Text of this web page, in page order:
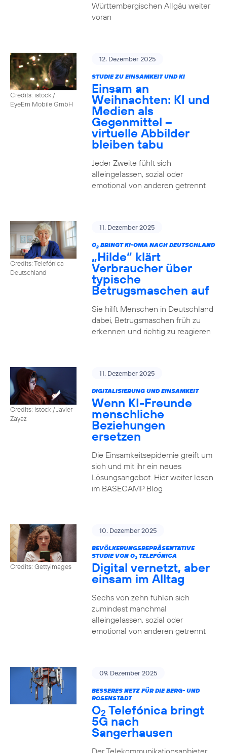
Württembergischen Allgäu weiter
voran
Credits: istock /
EyeEm Mobile GmbH
12. Dezember 2025
STUDIE ZU EINSAMKEIT UND KI
Einsam an
Weihnachten: KI und
Medien als
Gegenmittel –
virtuelle Abbilder
bleiben tabu
Jeder Zweite fühlt sich
alleingelassen, sozial oder
emotional von anderen getrennt
Credits: Telefónica
Deutschland
11. Dezember 2025
O2BRINGT KI-OMA NACH DEUTSCHLAND
„Hilde“ klärt
Verbraucher über
typische
Betrugsmaschen auf
Sie hilft Menschen in Deutschland
dabei, Betrugsmaschen früh zu
erkennen und richtig zu reagieren
Credits: istock / Javier
Zayaz
11. Dezember 2025
DIGITALISIERUNG UND EINSAMKEIT
Wenn KI-Freunde
menschliche
Beziehungen
ersetzen
Die Einsamkeitsepidemie greift um
sich und mit ihr ein neues
Lösungsangebot. Hier weiter lesen
im BASECAMP Blog
Credits: Gettyimages
10. Dezember 2025
BEVÖLKERUNGSREPRÄSENTATIVE
STUDIE VON O2TELEFÓNICA
Digital vernetzt, aber
einsam im Alltag
Sechs von zehn fühlen sich
zumindest manchmal
alleingelassen, sozial oder
emotional von anderen getrennt
09. Dezember 2025
BESSERES NETZ FÜR DIE BERG- UND
ROSENSTADT
O2 Telefónica bringt
5G nach
Sangerhausen
Der Telekommunikationsanbieter